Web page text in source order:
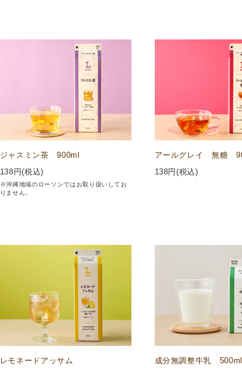
ジャスミン茶 900ml
138 円(税込)
※沖縄地域のローソンではお取り扱いしてお
りません。
アールグレイ 無糖
138円(税込)
レモネードアッサム
成分無調整牛乳 500ml